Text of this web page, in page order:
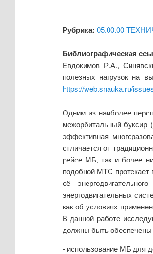
Рубрика: 05.00.00
Библиографическая
Евдокимов Р.А.,
полезных нагрузок на
https://web.snauka.ru/
Одним из наиболее
межорбитальный буксир
эффективная
отличается от
рейсе МБ, так и более
подобной МТС протекает
её
энергодвигательных
как об условиях
В данной работе
должны быть обеспечены
- использование МБ для